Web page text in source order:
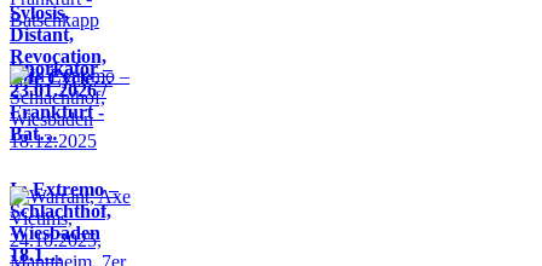
Sylosis,
Distant,
Revocation,
Life Cycle…
Knorkator –
23.01.2026 /
Frankfurt -
Bat…
In Extremo –
Schlachthof,
Wiesbaden
18.1…